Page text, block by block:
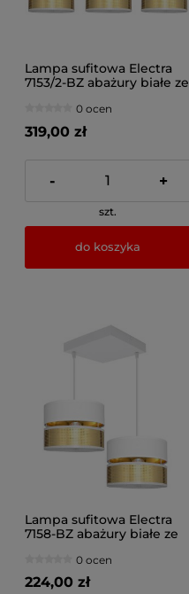
Lampa sufitowa Electra
7153/2-BZ abażury białe ze
0 ocen
319,00 zł
- +
szt.
do koszyka
Lampa sufitowa Electra
7158-BZ abażury białe ze
0 ocen
224,00 zł